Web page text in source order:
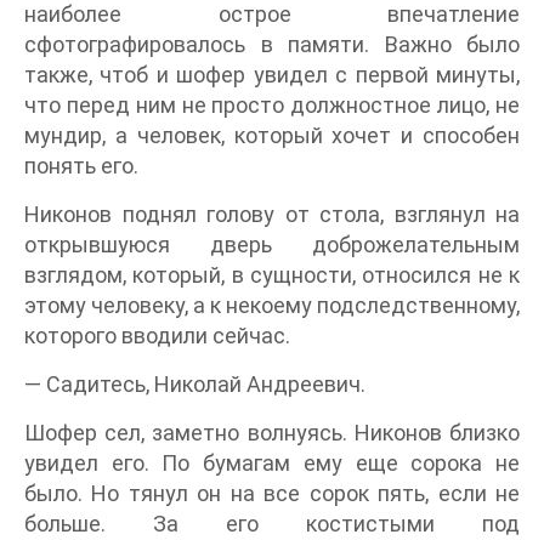
наиболее острое впечатление
сфотографировалось в памяти. Важно было
также, чтоб и шофер увидел с первой минуты,
что перед ним не просто должностное лицо, не
мундир, а человек, который хочет и способен
понять его.
Никонов поднял голову от стола, взглянул на
открывшуюся дверь доброжелательным
взглядом, который, в сущности, относился не к
этому человеку, а к некоему подследственному,
которого вводили сейчас.
— Садитесь, Николай Андреевич.
Шофер сел, заметно волнуясь. Никонов близко
увидел его. По бумагам ему еще сорока не
было. Но тянул он на все сорок пять, если не
больше. За его костистыми под